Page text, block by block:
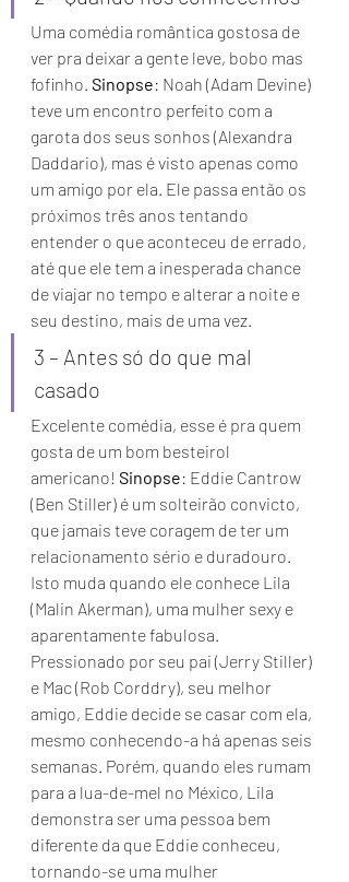
Uma comédia romântica gostosa de
ver pra deixar a gente leve, bobo mas
fofinho. Sinopse: Noah (Adam Devine)
teve um encontro perfeito com a
garota dos seus sonhos (Alexandra
Daddario), mas é visto apenas como
um amigo por ela. Ele passa então os
próximos três anos tentando
entender o que aconteceu de errado,
até que ele tem a inesperada chance
de viajar no tempo e alterar a noite e
seu destino, mais de uma vez.
3 – Antes só do que mal
casado
Excelente comédia, esse é pra quem
gosta de um bom besteirol
americano! Sinopse: Eddie Cantrow
(Ben Stiller) é um solteirão convicto,
que jamais teve coragem de ter um
relacionamento sério e duradouro.
Isto muda quando ele conhece Lila
(Malin Akerman), uma mulher sexy e
aparentamente fabulosa.
Pressionado por seu pai (Jerry Stiller)
e Mac (Rob Corddry), seu melhor
amigo, Eddie decide se casar com ela,
mesmo conhecendo-a há apenas seis
semanas. Porém, quando eles rumam
para a lua-de-mel no México, Lila
demonstra ser uma pessoa bem
diferente da que Eddie conheceu,
tornando-se uma mulher